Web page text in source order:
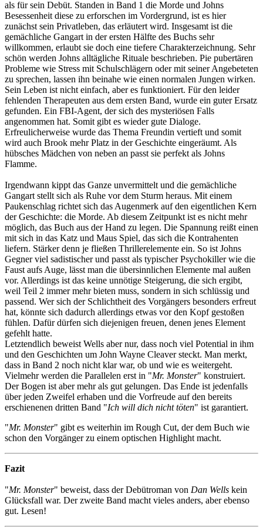
als für sein Debüt. Standen in Band 1 die Morde und Johns
Besessenheit diese zu erforschen im Vordergrund, ist es hier
zunächst sein Privatleben, das erläutert wird. Insgesamt ist die
gemächliche Gangart in der ersten Hälfte des Buchs sehr
willkommen, erlaubt sie doch eine tiefere Charakterzeichnung. Sehr
schön werden Johns alltägliche Rituale beschrieben. Pie pubertären
Probleme wie Stress mit Schulschlägern oder mit seiner Angebeteten
zu sprechen, lassen ihn beinahe wie einen normalen Jungen wirken.
Sein Leben ist nicht einfach, aber es funktioniert. Für den leider
fehlenden Therapeuten aus dem ersten Band, wurde ein guter Ersatz
gefunden. Ein FBI-Agent, der sich des mysteriösen Falls
angenommen hat. Somit gibt es wieder gute Dialoge.
Erfreulicherweise wurde das Thema Freundin vertieft und somit
wird auch Brook mehr Platz in der Geschichte eingeräumt. Als
hübsches Mädchen von neben an passt sie perfekt als Johns
Flamme.
Irgendwann kippt das Ganze unvermittelt und die gemächliche
Gangart stellt sich als Ruhe vor dem Sturm heraus. Mit einem
Paukenschlag richtet sich das Augenmerk auf den eigentlichen Kern
der Geschichte: die Morde. Ab diesem Zeitpunkt ist es nicht mehr
möglich, das Buch aus der Hand zu legen. Die Spannung reißt einen
mit sich in das Katz und Maus Spiel, das sich die Kontrahenten
liefern. Stärker denn je fließen Thrillerelemente ein. So ist Johns
Gegner viel sadistischer und passt als typischer Psychokiller wie die
Faust aufs Auge, lässt man die übersinnlichen Elemente mal außen
vor. Allerdings ist das keine unnötige Steigerung, die sich ergibt,
weil Teil 2 immer mehr bieten muss, sondern in sich schlüssig und
passend. Wer sich der Schlichtheit des Vorgängers besonders erfreut
hat, könnte sich dadurch allerdings etwas vor den Kopf gestoßen
fühlen. Dafür dürfen sich diejenigen freuen, denen jenes Element
gefehlt hatte.
Letztendlich beweist Wells aber nur, dass noch viel Potential in ihm
und den Geschichten um John Wayne Cleaver steckt. Man merkt,
dass in Band 2 noch nicht klar war, ob und wie es weitergeht.
Vielmehr werden die Parallelen erst in "Mr. Monster" konstruiert.
Der Bogen ist aber mehr als gut gelungen. Das Ende ist jedenfalls
über jeden Zweifel erhaben und die Vorfreude auf den bereits
erschienenen dritten Band "Ich will dich nicht töten" ist garantiert.
"Mr. Monster" gibt es weiterhin im Rough Cut, der dem Buch wie
schon den Vorgänger zu einem optischen Highlight macht.
Fazit
"Mr. Monster" beweist, dass der Debütroman von Dan Wells kein
Glücksfall war. Der zweite Band macht vieles anders, aber ebenso
gut. Lesen!